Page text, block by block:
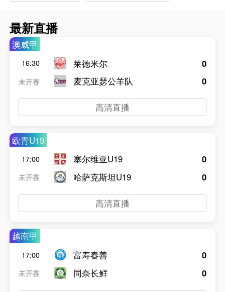
最新直播
澳威甲
16:30
未开赛
莱德米尔
麦克亚瑟公羊队
0
0
高清直播
欧青U19
17:00
未开赛
塞尔维亚U19
哈萨克斯坦U19
0
0
高清直播
越南甲
17:00
未开赛
富寿春善
同奈长鲜
0
0